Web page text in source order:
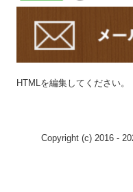
HTMLを編集してください。
Copyright (c) 2016 -